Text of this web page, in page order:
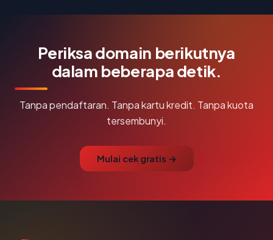
Periksa domain berikutnya
dalam beberapa detik.
Tanpa pendaftaran. Tanpa kartu kredit. Tanpa kuota
tersembunyi.
Mulai cek gratis →